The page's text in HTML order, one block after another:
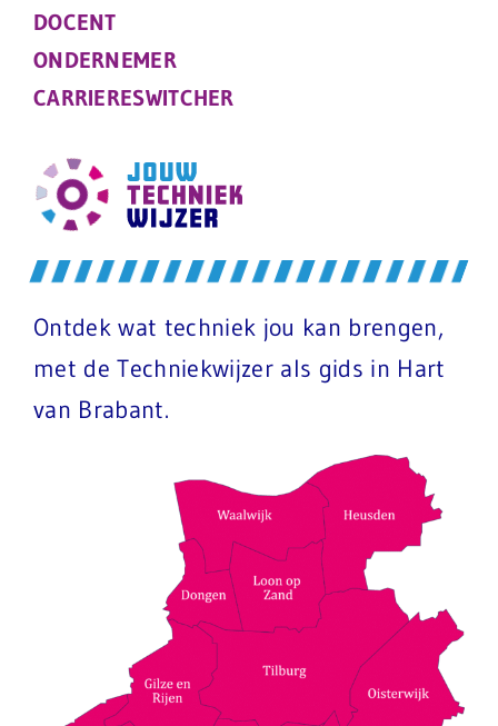
DOCENT
ONDERNEMER
CARRIERESWITCHER
Ontdek wat techniek jou kan brengen,
met de Techniekwijzer als gids in Hart
van Brabant.